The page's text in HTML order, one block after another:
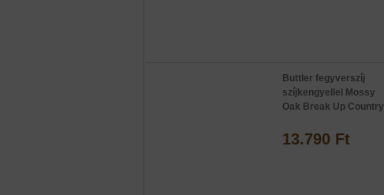
Buttler fegyverszíj
szíjkengyellel Mossy
Oak Break Up Country
13.790 Ft